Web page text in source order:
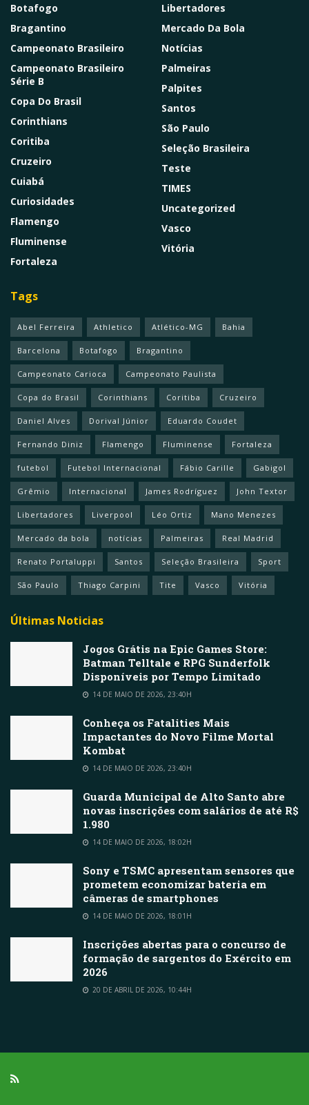
Botafogo
Bragantino
Campeonato Brasileiro
Campeonato Brasileiro
Série B
Copa Do Brasil
Corinthians
Coritiba
Cruzeiro
Cuiabá
Curiosidades
Flamengo
Fluminense
Fortaleza
Libertadores
Mercado Da Bola
Notícias
Palmeiras
Palpites
Santos
São Paulo
Seleção Brasileira
Teste
TIMES
Uncategorized
Vasco
Vitória
Tags
Abel Ferreira Athletico Atlético-MG Bahia
Barcelona Botafogo Bragantino
Campeonato Carioca Campeonato Paulista
Copa do Brasil Corinthians Coritiba Cruzeiro
Daniel Alves Dorival Júnior Eduardo Coudet
Fernando Diniz Flamengo Fluminense Fortaleza
futebol Futebol Internacional Fábio Carille Gabigol
Grêmio Internacional James Rodríguez John Textor
Libertadores Liverpool Léo Ortiz Mano Menezes
Mercado da bola notícias Palmeiras Real Madrid
Renato Portaluppi Santos Seleção Brasileira Sport
São Paulo Thiago Carpini Tite Vasco Vitória
Últimas Noticias
Jogos Grátis na Epic Games Store:
Batman Telltale e RPG Sunderfolk
Disponíveis por Tempo Limitado
14 DE MAIO DE 2026, 23:40H
Conheça os Fatalities Mais
Impactantes do Novo Filme Mortal
Kombat
14 DE MAIO DE 2026, 23:40H
Guarda Municipal de Alto Santo abre
novas inscrições com salários de até R$
1.980
14 DE MAIO DE 2026, 18:02H
Sony e TSMC apresentam sensores que
prometem economizar bateria em
câmeras de smartphones
14 DE MAIO DE 2026, 18:01H
Inscrições abertas para o concurso de
formação de sargentos do Exército em
2026
20 DE ABRIL DE 2026, 10:44H